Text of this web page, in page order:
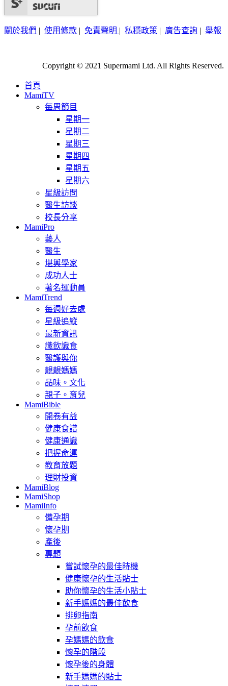
關於我們 | 使用條款 | 免責聲明 | 私穩政策 | 廣告查詢 | 舉報
Copyright © 2021 Supermami Ltd. All Rights Reserved.
首頁
MamiTV
每周節目
星期一
星期二
星期三
星期四
星期五
星期六
星級訪問
醫生訪談
校長分享
MamiPro
藝人
醫生
堪輿學家
成功人士
著名運動員
MamiTrend
每週好去處
星級追縱
最新資訊
識飲識食
醫護與你
靚靚媽媽
品味。文化
親子。育兒
MamiBible
開卷有益
健康食譜
健康通識
把握命運
教育放題
理財投資
MamiBlog
MamiShop
MamiInfo
備孕期
懷孕期
產後
專題
嘗試懷孕的最佳時機
健康懷孕的生活貼士
助你懷孕的生活小貼士
新手媽媽的最佳飲食
排卵指南
孕前飲食
孕媽媽的飲食
懷孕的階段
懷孕後的身體
新手媽媽的貼士